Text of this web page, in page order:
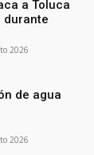
a Toluca
durante
2026
de agua
2026